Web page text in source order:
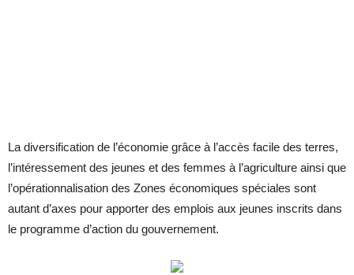
La diversification de l’économie grâce à l’accès facile des terres,
l’intéressement des jeunes et des femmes à l’agriculture ainsi que
l’opérationnalisation des Zones économiques spéciales sont
autant d’axes pour apporter des emplois aux jeunes inscrits dans
le programme d’action du gouvernement.